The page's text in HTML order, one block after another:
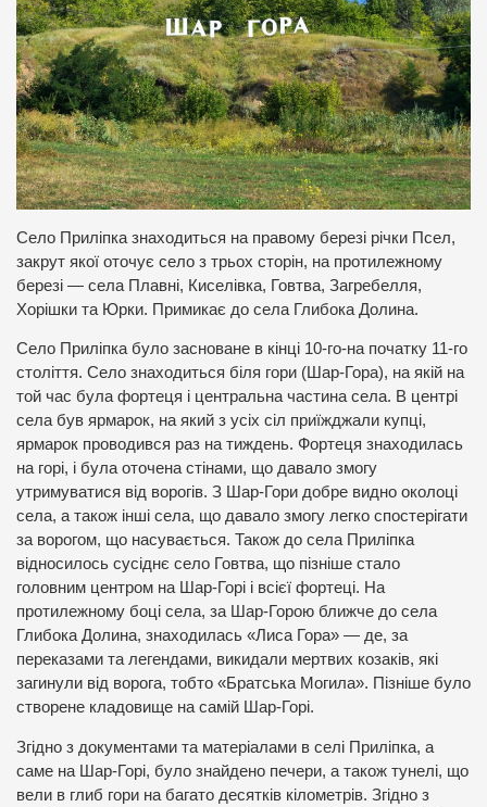
Село Приліпка знаходиться на правому березі річки Псел,
закрут якої оточує село з трьох сторін, на протилежному
березі — села Плавні, Киселівка, Говтва, Загребелля,
Хорішки та Юрки. Примикає до села Глибока Долина.
Село Приліпка було засноване в кінці 10-го-на початку 11-го
століття. Село знаходиться біля гори (Шар-Гора), на якій на
той час була фортеця і центральна частина села. В центрі
села був ярмарок, на який з усіх сіл приїжджали купці,
ярмарок проводився раз на тиждень. Фортеця знаходилась
на горі, і була оточена стінами, що давало змогу
утримуватися від ворогів. З Шар-Гори добре видно околоці
села, а також інші села, що давало змогу легко спостерігати
за ворогом, що насувається. Також до села Приліпка
відносилось сусіднє село Говтва, що пізніше стало
головним центром на Шар-Горі і всієї фортеці. На
протилежному боці села, за Шар-Горою ближче до села
Глибока Долина, знаходилась «Лиса Гора» — де, за
переказами та легендами, викидали мертвих козаків, які
загинули від ворога, тобто «Братська Могила». Пізніше було
створене кладовище на самій Шар-Горі.
Згідно з документами та матеріалами в селі Приліпка, а
саме на Шар-Горі, було знайдено печери, а також тунелі, що
вели в глиб гори на багато десятків кілометрів. Згідно з